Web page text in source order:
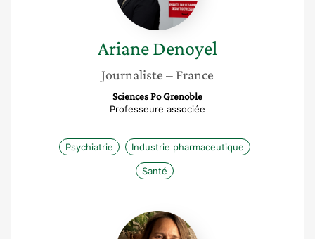
ArianeDenoyel
Journaliste – France
Sciences Po Grenoble
Professeure associée
Psychiatrie Industrie pharmaceutique
Santé
Sandra
Feroleto